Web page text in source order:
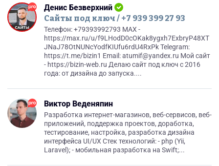
Денис Безверхний
Сайты под ключ / +7 939 399 27 93
Телефон: +79393992793 MAX -
https://max.ru/u/f9LHodD0cOKak8ygxh7ExbryP48XT
JNaJ78OtNUNcYodfKIUfu6rdU4RxPk Telegram:
https://t.me/bizin1 Email: atumif@yandex.ru Мой сайт
- https://bizin-web.ru Делаю сайт под ключ с 2016
года: от дизайна до запуска....
Виктор Веденяпин
Разработка интернет-магазинов, веб-сервисов, веб-
приложений, поддержка проектов, доработка,
тестирование, настройка, разработка дизайна
интерфейса UI/UX Стек технологий: - php (Yii,
Laravel); - мобильная разработка на Swift;...